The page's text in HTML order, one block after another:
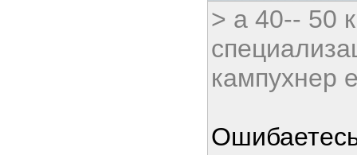
> а 40-- 50
кампухнер